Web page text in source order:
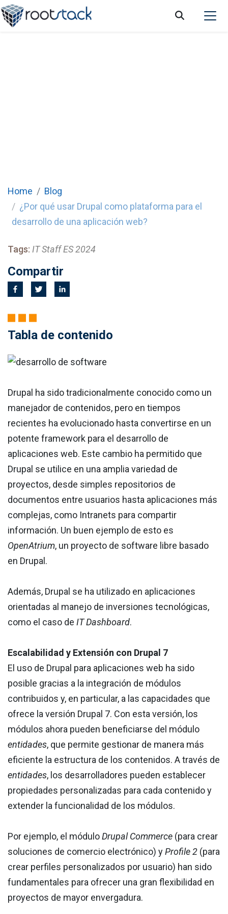
Home
Blog
¿Por qué usar Drupal como plataforma para el
desarrollo de una aplicación web?
Tags: IT Staff ES 2024
Compartir
Tabla de contenido
Drupal ha sido tradicionalmente conocido como un
manejador de contenidos, pero en tiempos
recientes ha evolucionado hasta convertirse en un
potente framework para el desarrollo de
aplicaciones web. Este cambio ha permitido que
Drupal se utilice en una amplia variedad de
proyectos, desde simples repositorios de
documentos entre usuarios hasta aplicaciones más
complejas, como Intranets para compartir
información. Un buen ejemplo de esto es
OpenAtrium, un proyecto de software libre basado
en Drupal.
Además, Drupal se ha utilizado en aplicaciones
orientadas al manejo de inversiones tecnológicas,
como el caso de IT Dashboard.
Escalabilidad y Extensión con Drupal 7
El uso de Drupal para aplicaciones web ha sido
posible gracias a la integración de módulos
contribuidos y, en particular, a las capacidades que
ofrece la versión Drupal 7. Con esta versión, los
módulos ahora pueden beneficiarse del módulo
entidades, que permite gestionar de manera más
eficiente la estructura de los contenidos. A través de
entidades, los desarrolladores pueden establecer
propiedades personalizadas para cada contenido y
extender la funcionalidad de los módulos.
Por ejemplo, el móduloDrupal Commerce (para crear
soluciones de comercio electrónico) yProfile 2 (para
crear perfiles personalizados por usuario) han sido
fundamentales para ofrecer una gran flexibilidad en
proyectos de mayor envergadura.